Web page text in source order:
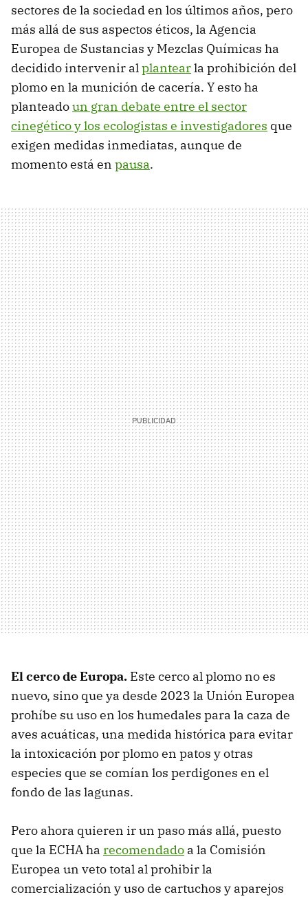
sectores de la sociedad en los últimos años, pero
más allá de sus aspectos éticos, la Agencia
Europea de Sustancias y Mezclas Químicas ha
decidido intervenir alplantearla prohibición del
plomo en la munición de cacería. Y esto ha
planteadoun gran debate entre el sector
cinegético y los ecologistas e investigadores que
exigen medidas inmediatas, aunque de
momento está en pausa.
El cerco de Europa. Este cerco al plomo no es
nuevo, sino que ya desde 2023 la Unión Europea
prohíbe su uso en los humedales para la caza de
aves acuáticas, una medida histórica para evitar
la intoxicación por plomo en patos y otras
especies que se comían los perdigones en el
fondo de las lagunas.
Pero ahora quieren ir un paso más allá, puesto
que la ECHA ha recomendado a la Comisión
Europea un veto total al prohibir la
comercialización y uso de cartuchos y aparejos